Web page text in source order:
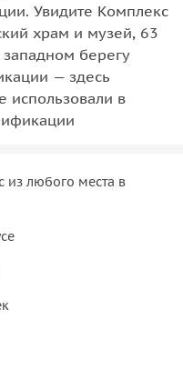
Увидите Комплекс
храм и музей, 63
берегу
— здесь
использовали в
из любого места в